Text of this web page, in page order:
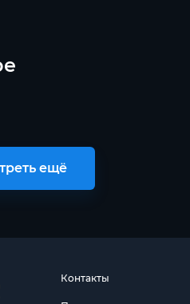
ещё
Контакты